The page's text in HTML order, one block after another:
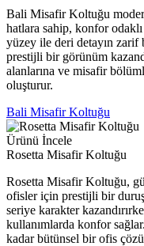
Bali Misafir Koltuğu
hatlara sahip, konfor
yüzey ile deri detayın zarif
prestijli bir görünüm
alanlarına ve misafir
oluşturur.
Bali Misafir Koltuğu
Ürünü İncele
Rosetta Misafir Koltuğu
Rosetta Misafir Koltuğu,
ofisler için prestijli bir duruş
seriye karakter
kullanımlarda konfor
kadar bütünsel bir ofis